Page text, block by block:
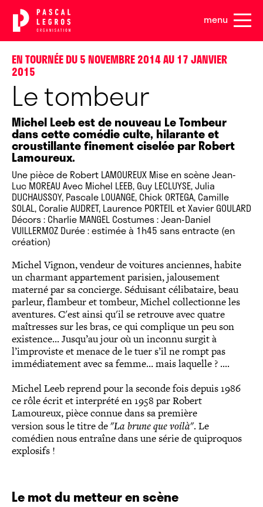
menu
EN TOURNÉE DU 5 NOVEMBRE 2014 AU 17 JANVIER
2015
Le tombeur
Michel Leeb est de nouveau Le Tombeur
dans cette comédie culte, hilarante et
croustillante finement ciselée par Robert
Lamoureux.
Une pièce de Robert LAMOUREUX Mise en scène Jean-
Luc MOREAU Avec Michel LEEB, Guy LECLUYSE, Julia
DUCHAUSSOY, Pascale LOUANGE, Chick ORTEGA, Camille
SOLAL, Coralie AUDRET, Laurence PORTEIL et Xavier GOULARD
Décors : Charlie MANGEL Costumes : Jean-Daniel
VUILLERMOZ Durée : estimée à 1h45 sans entracte (en
création)
Michel Vignon, vendeur de voitures anciennes, habite
un charmant appartement parisien, jalousement
materné par sa concierge. Séduisant célibataire, beau
parleur, flambeur et tombeur, Michel collectionne les
aventures. C'est ainsi qu'il se retrouve avec quatre
maîtresses sur les bras, ce qui complique un peu son
existence... Jusqu’au jour où un inconnu surgit à
l’improviste et menace de le tuer s’il ne rompt pas
immédiatement avec sa femme… mais laquelle ? ....
Michel Leeb reprend pour la seconde fois depuis 1986
ce rôle écrit et interprété en 1958 par Robert
Lamoureux, pièce connue dans sa première
version sous le titre de "La brune que voilà". Le
comédien nous entraîne dans une série de quiproquos
explosifs !
Le mot du metteur en scène